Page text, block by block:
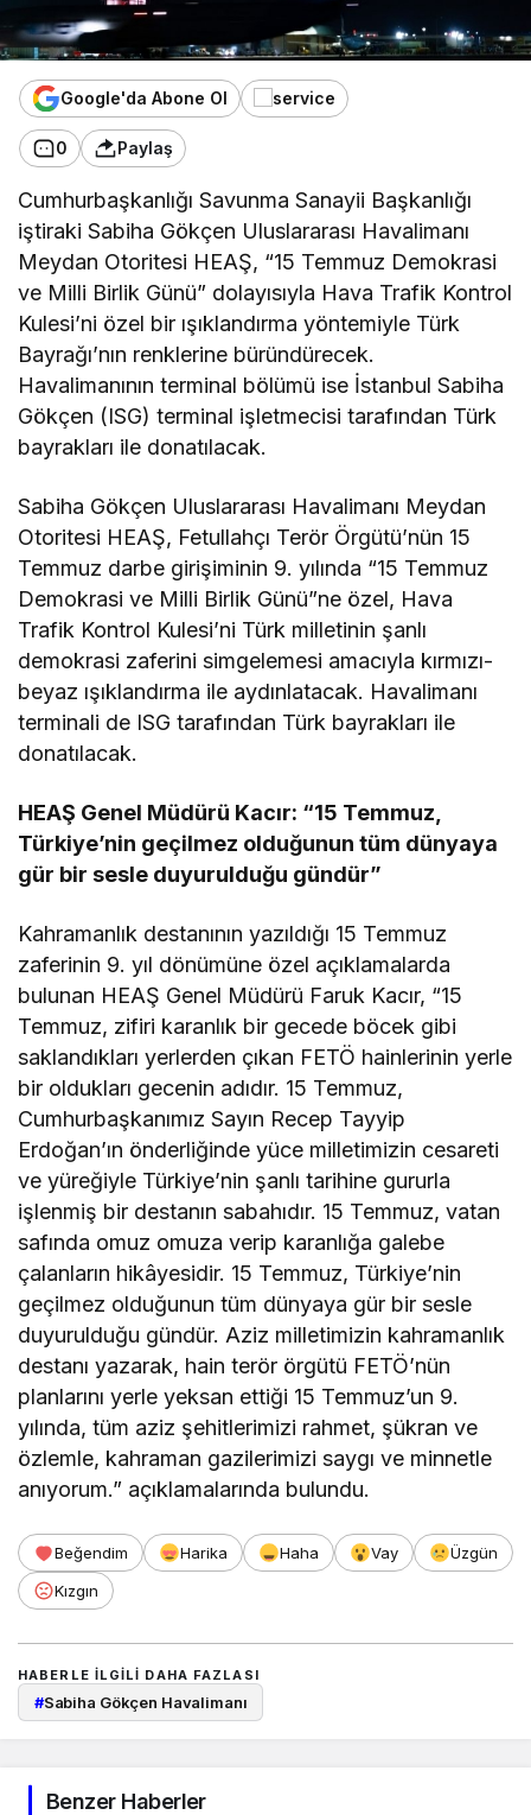
Google'da Abone Ol
0 Paylaş
Cumhurbaşkanlığı Savunma Sanayii Başkanlığı
iştiraki Sabiha Gökçen Uluslararası Havalimanı
Meydan Otoritesi HEAŞ, “15 Temmuz Demokrasi
ve Milli Birlik Günü” dolayısıyla Hava Trafik Kontrol
Kulesi’ni özel bir ışıklandırma yöntemiyle Türk
Bayrağı’nın renklerine büründürecek.
Havalimanının terminal bölümü ise İstanbul Sabiha
Gökçen (ISG) terminal işletmecisi tarafından Türk
bayrakları ile donatılacak.
Sabiha Gökçen Uluslararası Havalimanı Meydan
Otoritesi HEAŞ, Fetullahçı Terör Örgütü’nün 15
Temmuz darbe girişiminin 9. yılında “15 Temmuz
Demokrasi ve Milli Birlik Günü”ne özel, Hava
Trafik Kontrol Kulesi’ni Türk milletinin şanlı
demokrasi zaferini simgelemesi amacıyla kırmızı-
beyaz ışıklandırma ile aydınlatacak. Havalimanı
terminali de ISG tarafından Türk bayrakları ile
donatılacak.
HEAŞ Genel Müdürü Kacır: “15 Temmuz,
Türkiye’nin geçilmez olduğunun tüm dünyaya
gür bir sesle duyurulduğu gündür”
Kahramanlık destanının yazıldığı 15 Temmuz
zaferinin 9. yıl dönümüne özel açıklamalarda
bulunan HEAŞ Genel Müdürü Faruk Kacır, “15
Temmuz, zifiri karanlık bir gecede böcek gibi
saklandıkları yerlerden çıkan FETÖ hainlerinin yerle
bir oldukları gecenin adıdır. 15 Temmuz,
Cumhurbaşkanımız Sayın Recep Tayyip
Erdoğan’ın önderliğinde yüce milletimizin cesareti
ve yüreğiyle Türkiye’nin şanlı tarihine gururla
işlenmiş bir destanın sabahıdır. 15 Temmuz, vatan
safında omuz omuza verip karanlığa galebe
çalanların hikâyesidir. 15 Temmuz, Türkiye’nin
geçilmez olduğunun tüm dünyaya gür bir sesle
duyurulduğu gündür. Aziz milletimizin kahramanlık
destanı yazarak, hain terör örgütü FETÖ’nün
planlarını yerle yeksan ettiği 15 Temmuz’un 9.
yılında, tüm aziz şehitlerimizi rahmet, şükran ve
özlemle, kahraman gazilerimizi saygı ve minnetle
anıyorum.” açıklamalarında bulundu.
Beğendim Harika Haha Vay
Üzgün
Kızgın
HABERLE ILGILI DAHA FAZLASI
#Sabiha Gökçen Havalimanı
Benzer Haberler